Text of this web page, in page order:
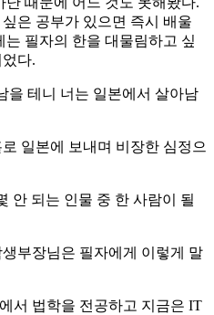
은 공부가 있으면 즉시 배울
필자의 한을 대물림하고 싶
다.
을 테니 너는 일본에서 살아남
일본에 보내며 비장한 심정으
안 되는 인물 중 한 사람이 될
부장님은 필자에게 이렇게 말
서 법학을 전공하고 지금은 IT